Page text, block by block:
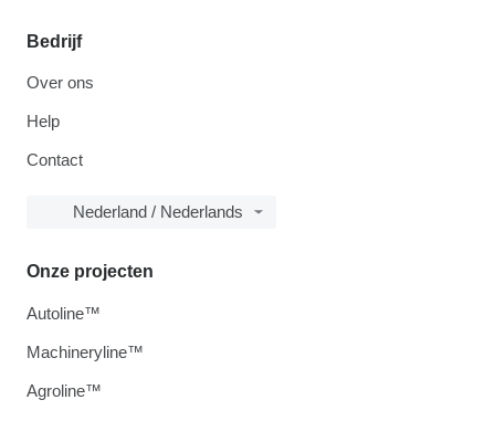
Bedrijf
Over ons
Help
Contact
Nederland / Nederlands
Onze projecten
Autoline™
Machineryline™
Agroline™